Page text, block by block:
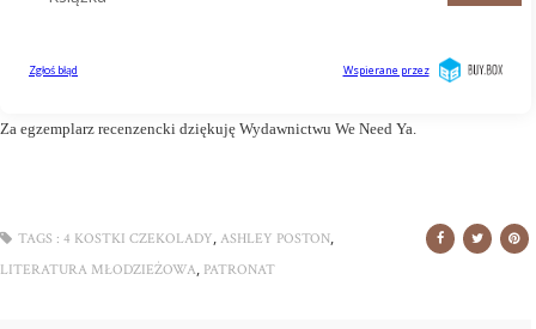
Za egzemplarz recenzencki dziękuję Wydawnictwu We Need Ya.
TAGS : 4 KOSTKI CZEKOLADY ASHLEY POSTON
LITERATURA MŁODZIEŻOWA PATRONAT